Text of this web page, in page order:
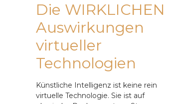
Die WIRKLICHEN
Auswirkungen
virtueller
Technologien
Künstliche Intelligenz ist keine rein
virtuelle Technologie. Sie ist auf